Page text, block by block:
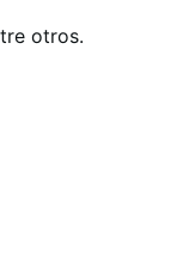
otros.